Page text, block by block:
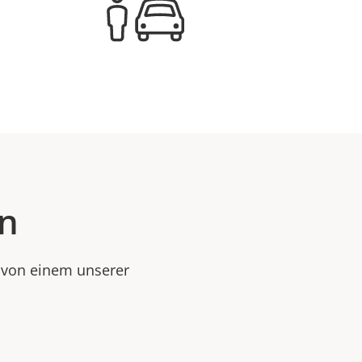
einem unserer